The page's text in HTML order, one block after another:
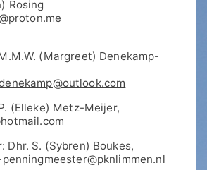
Rosing
(Margreet) Denekamp-
(Elleke) Metz-Meijer,
Dhr. S. (Sybren) Boukes,